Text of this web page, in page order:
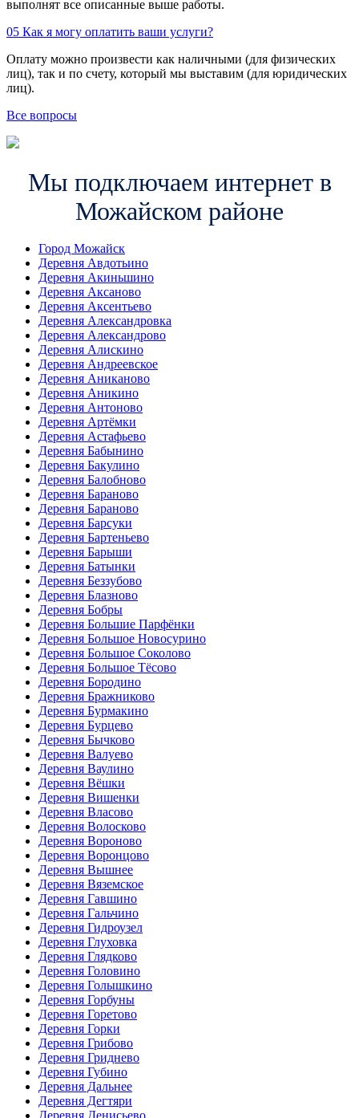
выполнят все описанные выше работы.
05 Как я могу оплатить ваши услуги?
Оплату можно произвести как наличными (для физических
лиц), так и по счету, который мы выставим (для юридических
лиц).
Все вопросы
Мы подключаем интернет в
Можайском районе
Город Можайск
Деревня Авдотьино
Деревня Акиньшино
Деревня Аксаново
Деревня Аксентьево
Деревня Александровка
Деревня Александрово
Деревня Алискино
Деревня Андреевское
Деревня Аниканово
Деревня Аникино
Деревня Антоново
Деревня Артёмки
Деревня Астафьево
Деревня Бабынино
Деревня Бакулино
Деревня Балобново
Деревня Бараново
Деревня Бараново
Деревня Барсуки
Деревня Бартеньево
Деревня Барыши
Деревня Батынки
Деревня Беззубово
Деревня Блазново
Деревня Бобры
Деревня Большие Парфёнки
Деревня Большое Новосурино
Деревня Большое Соколово
Деревня Большое Тёсово
Деревня Бородино
Деревня Бражниково
Деревня Бурмакино
Деревня Бурцево
Деревня Бычково
Деревня Валуево
Деревня Ваулино
Деревня Вёшки
Деревня Вишенки
Деревня Власово
Деревня Волосково
Деревня Вороново
Деревня Воронцово
Деревня Вышнее
Деревня Вяземское
Деревня Гавшино
Деревня Гальчино
Деревня Гидроузел
Деревня Глуховка
Деревня Глядково
Деревня Головино
Деревня Голышкино
Деревня Горбуны
Деревня Горетово
Деревня Горки
Деревня Грибово
Деревня Гриднево
Деревня Губино
Деревня Дальнее
Деревня Дегтяри
Деревня Денисьево